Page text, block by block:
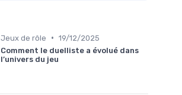
Jeux de rôle • 19/12/2025
Comment le duelliste a évolué dans
l’univers du jeu